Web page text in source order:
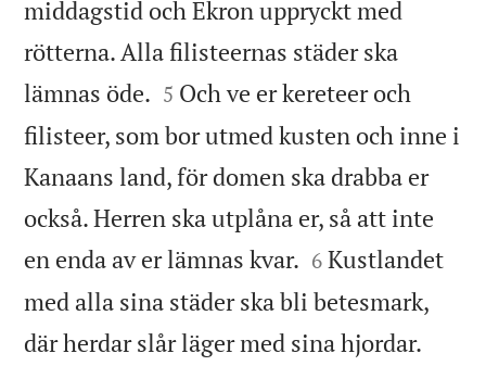
middagstid och Ekron uppryckt med
rötterna. Alla filisteernas städer ska
lämnas öde. 

5 Och ve er kereteer och
filisteer, som bor utmed kusten och inne i
Kanaans land, för domen ska drabba er
också. Herren ska utplåna er, så att inte
en enda av er lämnas kvar. 

6 Kustlandet
med alla sina städer ska bli betesmark,
där herdar slår läger med sina hjordar.